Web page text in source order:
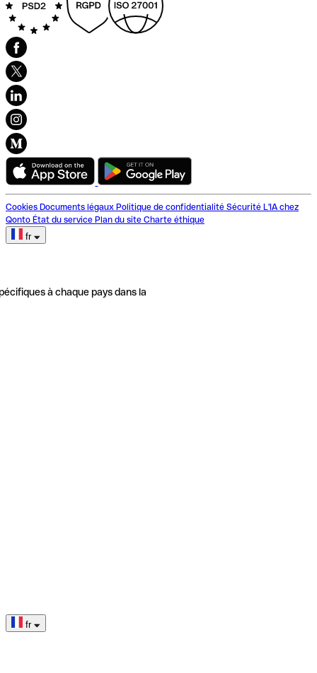
Cookies Documents légaux Politique de confidentialité Sécurité L'IA chez
Qonto État du service Plan du site Charte éthique
fr
à chaque pays dans la
fr